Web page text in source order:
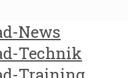
News
Technik